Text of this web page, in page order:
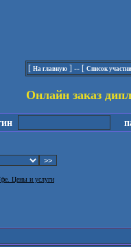
[ На главную ] -- [ Список
Онлайн заказ
Цены и услуги